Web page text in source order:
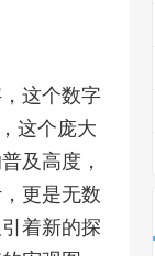
这个数字
这个庞大
及高度，
更是无数
着新的探